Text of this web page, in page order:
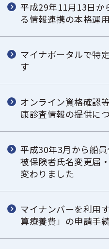
平成29年11月13日か
る情報連携の本格運
マイナポータルで特
す
オンライン資格確認
康診査情報の提供に
平成30年3月から船
被保険者氏名変更届
変わりました
マイナンバーを利用
算療養費」の申請手